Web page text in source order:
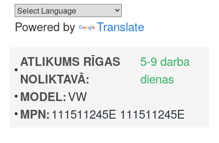
Powered by Translate
ATLIKUMS RĪGAS
NOLIKTAVĀ:
5-9 darba
dienas
MODEL:VW
MPN: 111511245E 111511245E